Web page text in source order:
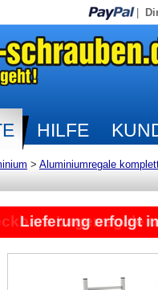
HILFE
> Aluminiumregale
Lieferung erfolgt